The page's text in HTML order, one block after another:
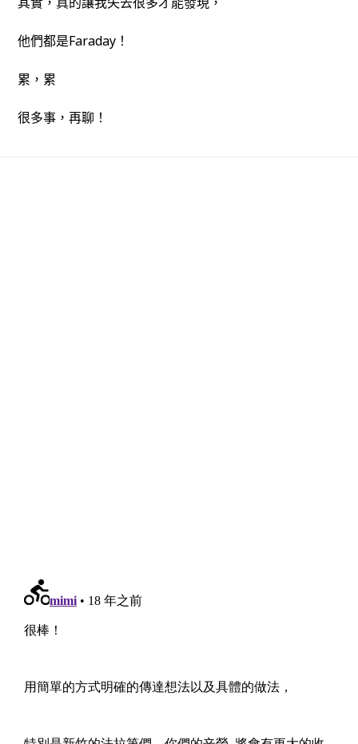
他們都是Faraday！
累，累
很多事，再聊！